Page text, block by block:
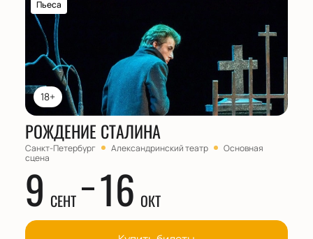
18+
Пьеса
РОЖДЕНИЕ СТАЛИНА
Санкт-Петербург Александринский театр
Основная
сцена
9 СЕНТ 16 ОКТ